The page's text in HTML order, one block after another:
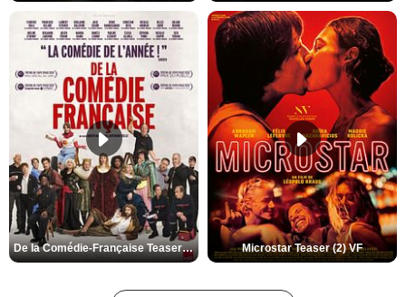
De la Comédie-Française Teaser (3) VF Microstar Teaser (2) VF